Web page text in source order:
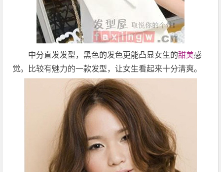
中分直发发型，黑色的发色更能凸显女生的甜美感
觉。比较有魅力的一款发型，让女生看起来十分清爽。